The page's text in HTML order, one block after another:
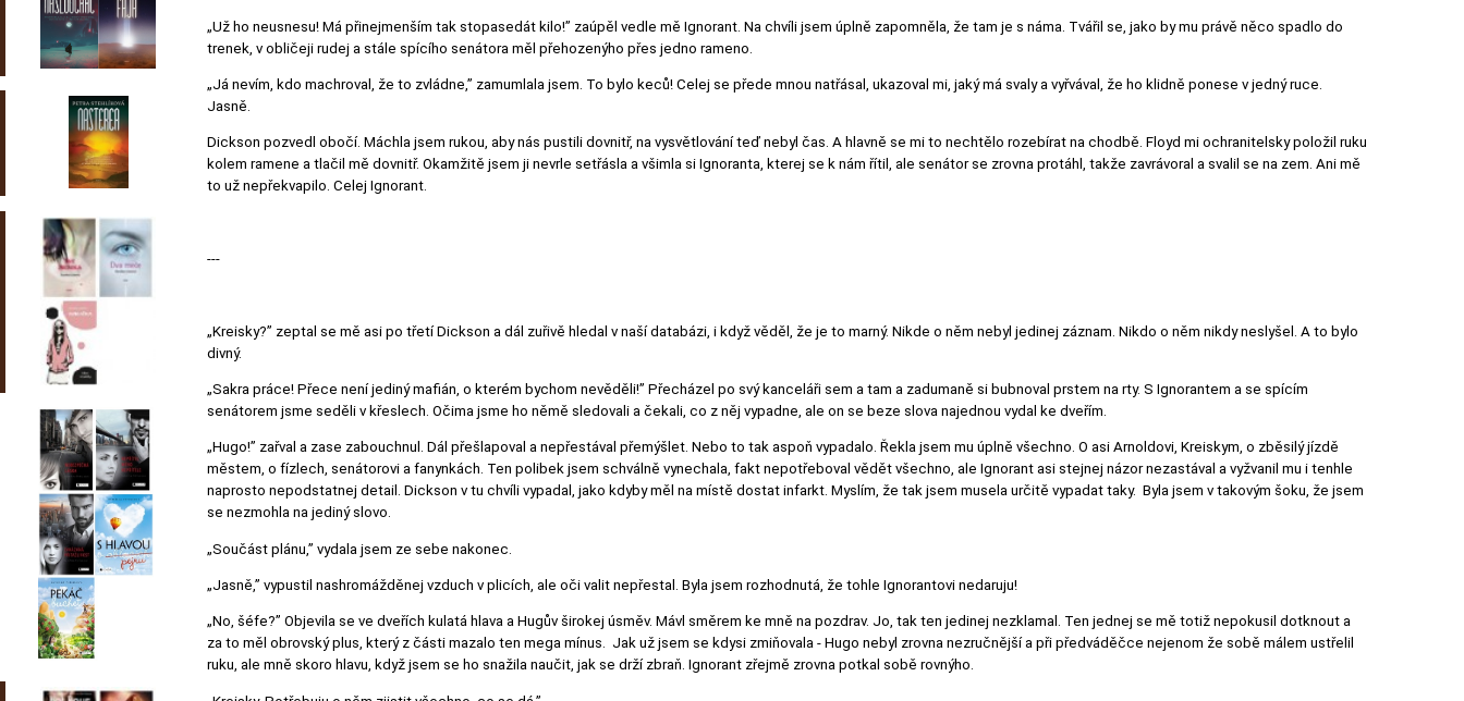
„Už ho neusnesu! Má přinejmenším tak stopasedát kilo!” zaúpěl vedle mě Ignorant. Na chvíli jsem úplně zapomněla, že tam je s náma. Tvářil se, jako by mu právě něco spadlo do
trenek, v obličeji rudej a stále spícího senátora měl přehozenýho přes jedno rameno.
„Já nevím, kdo machroval, že to zvládne,” zamumlala jsem. To bylo keců! Celej se přede mnou natřásal, ukazoval mi, jaký má svaly a vyřvával, že ho klidně ponese v jedný ruce.
Jasně.
Dickson pozvedl obočí. Máchla jsem rukou, aby nás pustili dovnitř, na vysvětlování teď nebyl čas. A hlavně se mi to nechtělo rozebírat na chodbě. Floyd mi ochranitelsky položil ruku
kolem ramene a tlačil mě dovnitř. Okamžitě jsem ji nevrle setřásla a všimla si Ignoranta, kterej se k nám řítil, ale senátor se zrovna protáhl, takže zavrávoral a svalil se na zem. Ani mě
to už nepřekvapilo. Celej Ignorant.
---
„Kreisky?” zeptal se mě asi po třetí Dickson a dál zuřivě hledal v naší databázi, i když věděl, že je to marný. Nikde o něm nebyl jedinej záznam. Nikdo o něm nikdy neslyšel. A to bylo
divný.
„Sakra práce! Přece není jediný mafián, o kterém bychom nevěděli!” Přecházel po svý kanceláři sem a tam a zadumaně si bubnoval prstem na rty. S Ignorantem a se spícím
senátorem jsme seděli v křeslech. Očima jsme ho němě sledovali a čekali, co z něj vypadne, ale on se beze slova najednou vydal ke dveřím.
„Hugo!” zařval a zase zabouchnul. Dál přešlapoval a nepřestával přemýšlet. Nebo to tak aspoň vypadalo. Řekla jsem mu úplně všechno. O asi Arnoldovi, Kreiskym, o zběsilý jízdě
městem, o fízlech, senátorovi a fanynkách. Ten polibek jsem schválně vynechala, fakt nepotřeboval vědět všechno, ale Ignorant asi stejnej názor nezastával a vyžvanil mu i tenhle
naprosto nepodstatnej detail. Dickson v tu chvíli vypadal, jako kdyby měl na místě dostat infarkt. Myslím, že tak jsem musela určitě vypadat taky. Byla jsem v takovým šoku, že jsem
se nezmohla na jediný slovo.
„Součást plánu,” vydala jsem ze sebe nakonec.
„Jasně,” vypustil nashromážděnej vzduch v plicích, ale oči valit nepřestal. Byla jsem rozhodnutá, že tohle Ignorantovi nedaruju!
„No, šéfe?” Objevila se ve dveřích kulatá hlava a Hugův širokej úsměv. Mávl směrem ke mně na pozdrav. Jo, tak ten jedinej nezklamal. Ten jednej se mě totiž nepokusil dotknout a
za to měl obrovský plus, který z části mazalo ten mega mínus. Jak už jsem se kdysi zmiňovala - Hugo nebyl zrovna nezručnější a při předváděčce nejenom že sobě málem ustřelil
ruku, ale mně skoro hlavu, když jsem se ho snažila naučit, jak se drží zbraň. Ignorant zřejmě zrovna potkal sobě rovnýho.